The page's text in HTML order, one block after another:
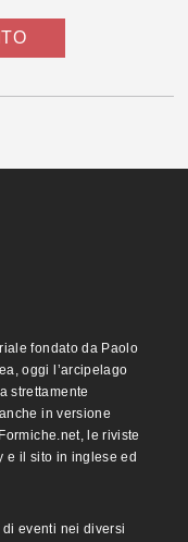
fondato da Paolo
oggi l’arcipelago
strettamente
in versione
le riviste
e il sito in inglese ed
eventi nei diversi